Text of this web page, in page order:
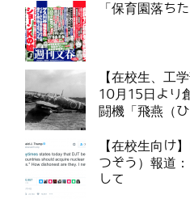
「保育園落ち
【在校生、工
10月15日より
闘機「飛燕（
【在校生向け
つぞう）報道
して